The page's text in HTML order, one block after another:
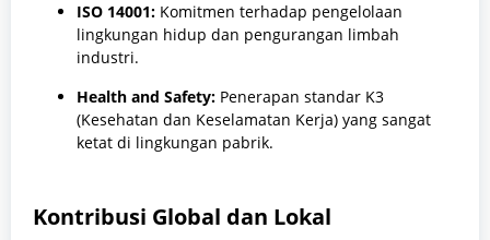
ISO 14001: Komitmen terhadap pengelolaan
lingkungan hidup dan pengurangan limbah
industri.
Health and Safety: Penerapan standar K3
(Kesehatan dan Keselamatan Kerja) yang sangat
ketat di lingkungan pabrik.
Kontribusi Global dan Lokal